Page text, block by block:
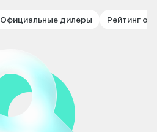
Официальные дилеры Рейтинг